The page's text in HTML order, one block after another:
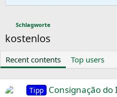
Schlagworte
kostenlos
Recent contents Top users
Tipp Consignação do